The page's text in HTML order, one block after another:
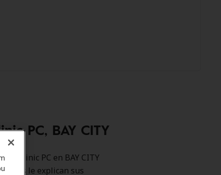
PC, BAY CITY
Clinic PC en BAY CITY
le explican sus